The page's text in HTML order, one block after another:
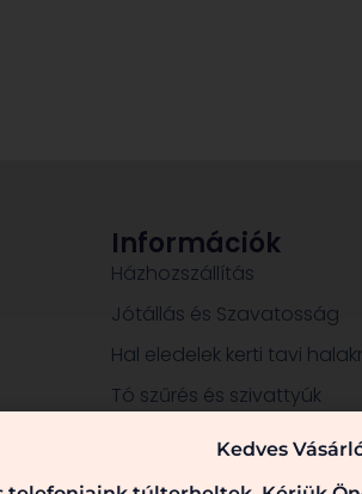
Információk
Házhozszállítás
Jótállás és Szavatosság
Hal eledelek kerti tavi
Tó szűrés és szivattyúk
Dekorációk, szobrok
Kedves